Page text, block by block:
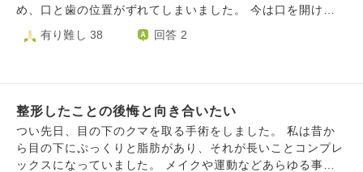
め、口と歯の位置がずれてしまいました。 今は口を開けて
も上の歯は見えず、下の歯や歯茎がすごく見えやすくなって
しまいました。 また、口を動かした時に上の唇が動いてい
も見えません。 町を歩いても、テレビやネットを見ても、
上の歯が見えている笑顔に目がいってしまい、その度に変わ
ってしまった自分の口や歯の見え方と比べて強い悲しみの気
持ちに襲われ苦しくなります。 他にも、口の中のスペース
有り難し 38 回答 2
整形したことの後悔と向き合いたい
つい先日、目の下のクマを取る手術をしました。 私は昔か
ら目の下にぷっくりと脂肪があり、それが長いことコンプレ
ックスになっていました。 メイクや運動などあらゆる事を